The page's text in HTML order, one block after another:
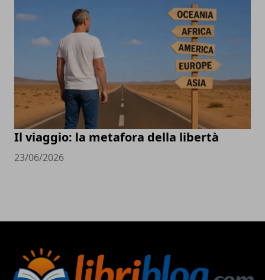
Il viaggio: la metafora della libertà
23/06/2026